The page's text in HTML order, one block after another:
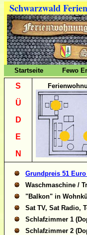
Schwarzwald
Startseite Fewo
S
Ü
D
E
N
Grundpreis 51 Euro
Waschmaschine /
"Balkon" in
Sat TV, Sat Radio,
Schlafzimmer 1
Schlafzimmer 2